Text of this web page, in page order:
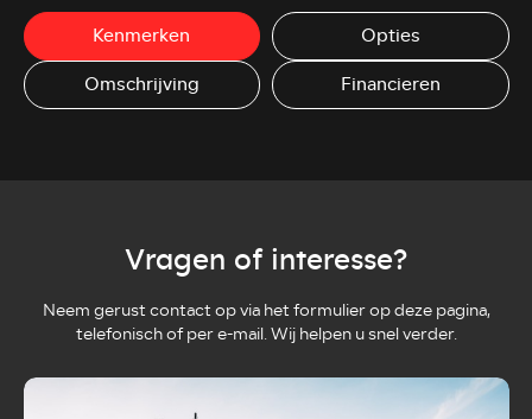
Kenmerken
Opties
Omschrijving
Financieren
Vragen of interesse?
Neem gerust contact op via het formulier op deze pagina,
telefonisch of per e-mail. Wij helpen u snel verder.